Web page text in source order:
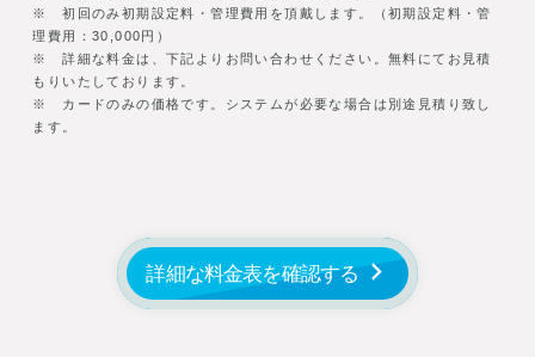
※ 初回のみ初期設定料・管理費用を頂戴します。（初期設定料・管
理費用：30,000円）
※ 詳細な料金は、下記よりお問い合わせください。無料にてお見積
もりいたしております。
※ カードのみの価格です。システムが必要な場合は別途見積り致し
ます。
詳細な料金表を確認する